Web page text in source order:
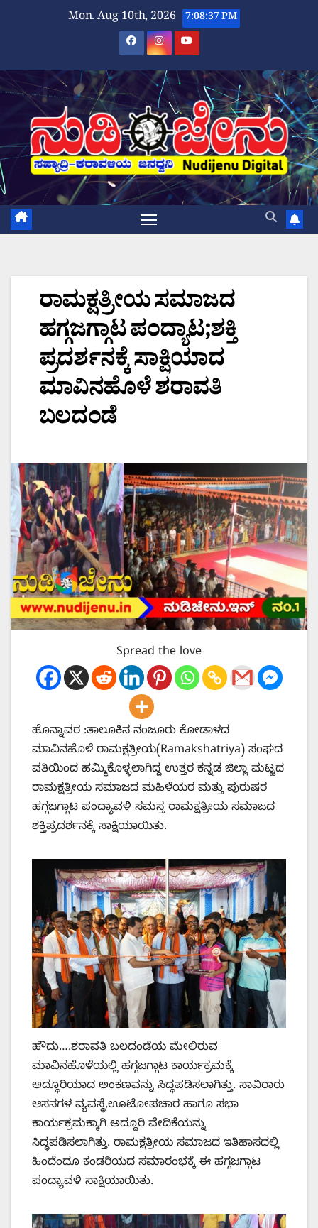
Mon. Aug 10th, 2026 7:08:39 PM
ರಾಮಕ್ಷತ್ರೀಯ ಸಮಾಜದ
ಹಗ್ಗಜಗ್ಗಾಟ ಪಂದ್ಯಾಟ;ಶಕ್ತಿ
ಪ್ರದರ್ಶನಕ್ಕೆ ಸಾಕ್ಷಿಯಾದ
ಮಾವಿನಹೊಳೆ ಶರಾವತಿ
ಬಲದಂಡೆ
Spread the love
ಹೊನ್ನಾವರ :ತಾಲೂಕಿನ ನಂಜೂರು ಕೋಡಾಳದ
ಮಾವಿನಹೊಳೆ ರಾಮಕ್ಷತ್ರೀಯ(Ramakshatriya) ಸಂಘದ
ವತಿಯಿಂದ ಹಮ್ಮಿಕೊಳ್ಳಲಾಗಿದ್ದ ಉತ್ತರ ಕನ್ನಡ ಜಿಲ್ಲಾ ಮಟ್ಟದ
ರಾಮಕ್ಷತ್ರೀಯ ಸಮಾಜದ ಮಹಿಳೆಯರ ಮತ್ತು ಪುರುಷರ
ಹಗ್ಗಜಗ್ಗಾಟ ಪಂದ್ಯಾವಳಿ ಸಮಸ್ತ ರಾಮಕ್ಷತ್ರೀಯ ಸಮಾಜದ
ಶಕ್ತಿಪ್ರದರ್ಶನಕ್ಕೆ ಸಾಕ್ಷಿಯಾಯಿತು.
ಹೌದು….ಶರಾವತಿ ಬಲದಂಡೆಯ ಮೇಲಿರುವ
ಮಾವಿನಹೊಳೆಯಲ್ಲಿ ಹಗ್ಗಜಗ್ಗಾಟ ಕಾರ್ಯಕ್ರಮಕ್ಕೆ
ಅದ್ಧೂರಿಯಾದ ಅಂಕಣವನ್ನು ಸಿದ್ಧಪಡಿಸಲಾಗಿತ್ತು. ಸಾವಿರಾರು
ಆಸನಗಳ ವ್ಯವಸ್ಥೆ,ಊಟೋಪಚಾರ ಹಾಗೂ ಸಭಾ
ಕಾರ್ಯಕ್ರಮಕ್ಕಾಗಿ ಅದ್ದೂರಿ ವೇದಿಕೆಯನ್ನು
ಸಿದ್ಧಪಡಿಸಲಾಗಿತ್ತು. ರಾಮಕ್ಷತ್ರೀಯ ಸಮಾಜದ ಇತಿಹಾಸದಲ್ಲಿ
ಹಿಂದೆಂದೂ ಕಂಡರಿಯದ ಸಮಾರಂಭಕ್ಕೆ ಈ ಹಗ್ಗಜಗ್ಗಾಟ
ಪಂದ್ಯಾವಳಿ ಸಾಕ್ಷಿಯಾಯಿತು.